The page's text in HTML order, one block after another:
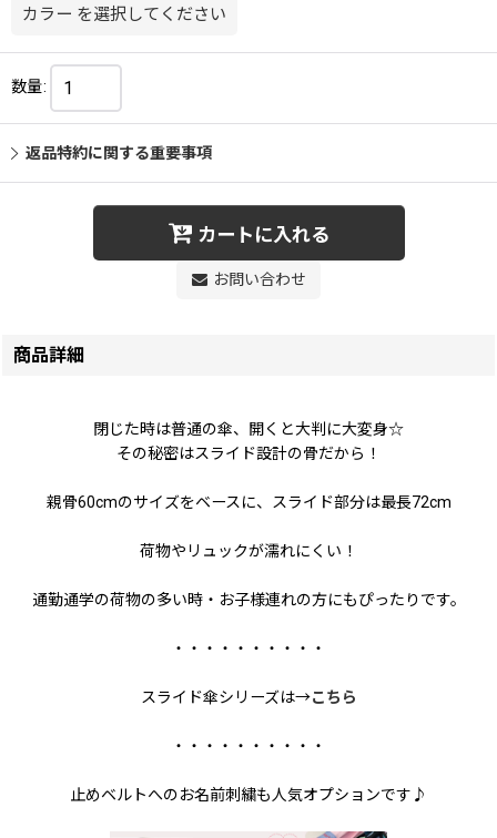
カラー を選択してください
数量:
返品特約に関する重要事項
カートに入れる
お問い合わせ
商品詳細
閉じた時は普通の傘、開くと大判に大変身☆
その秘密はスライド設計の骨だから！
親骨60cmのサイズをベースに、スライド部分は最長72cm
荷物やリュックが濡れにくい！
通勤通学の荷物の多い時・お子様連れの方にもぴったりです。
・・・・・・・・・・
スライド傘シリーズは→こちら
・・・・・・・・・・
止めベルトへのお名前刺繍も人気オプションです♪